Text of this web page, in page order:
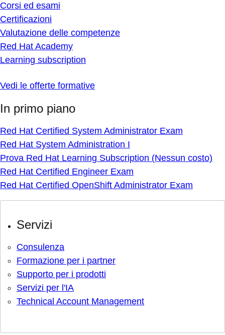
Corsi ed esami
Certificazioni
Valutazione delle competenze
Red Hat Academy
Learning subscription
Vedi le offerte formative
In primo piano
Red Hat Certified System Administrator Exam
Red Hat System Administration I
Prova Red Hat Learning Subscription (Nessun costo)
Red Hat Certified Engineer Exam
Red Hat Certified OpenShift Administrator Exam
Servizi
Consulenza
Formazione per i partner
Supporto per i prodotti
Servizi per l'IA
Technical Account Management